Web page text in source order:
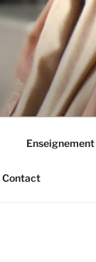
Enseignement
Contact